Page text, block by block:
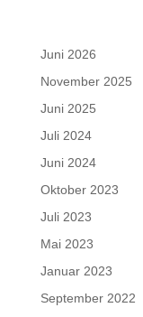
Juni 2026
November 2025
Juni 2025
Juli 2024
Juni 2024
Oktober 2023
Juli 2023
Mai 2023
Januar 2023
September 2022